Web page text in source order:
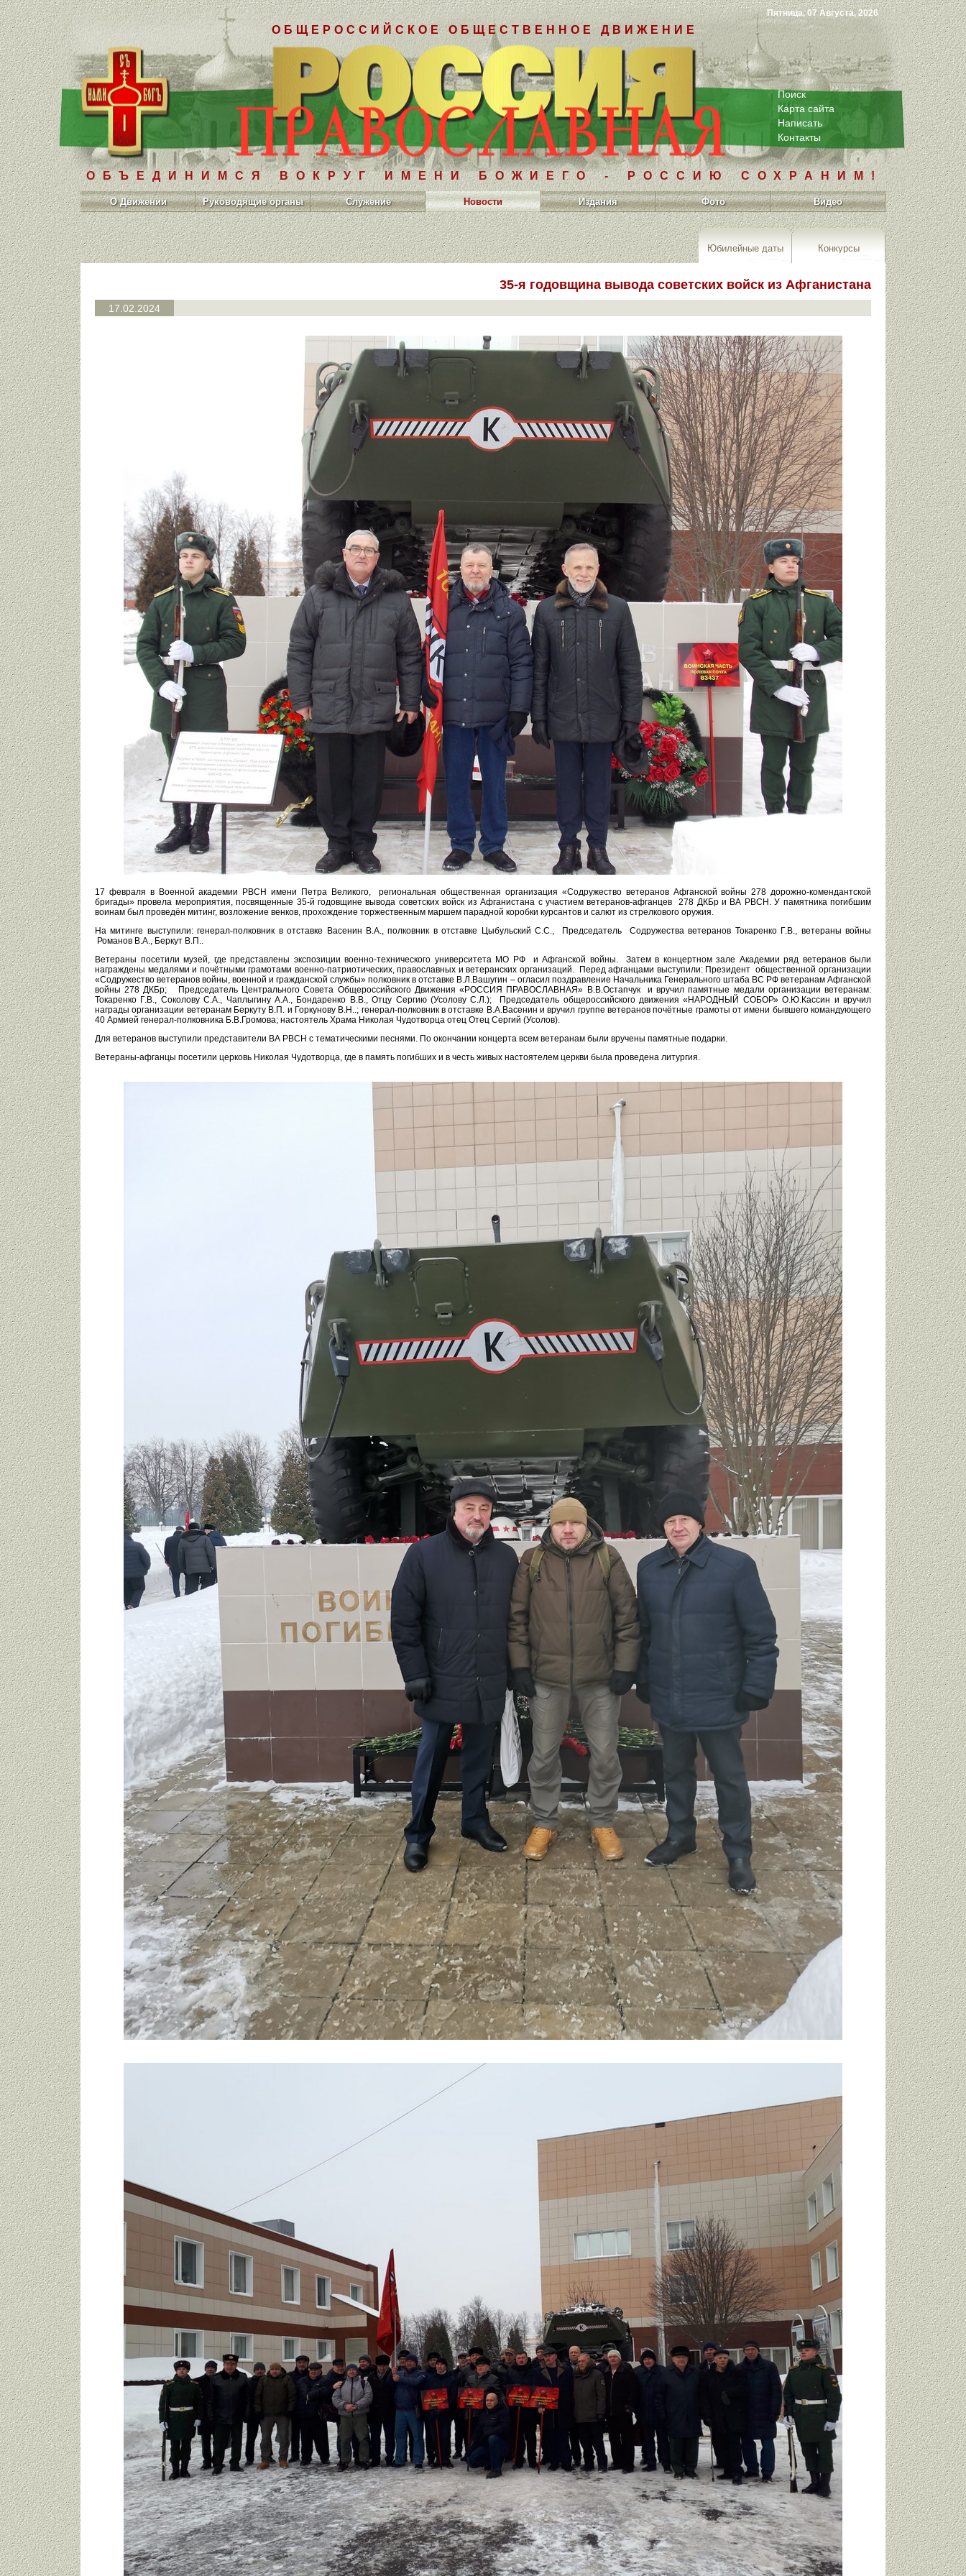
Пятница, 07 Августа, 2026
ОБЩЕРОССИЙСКОЕ ОБЩЕСТВЕННОЕ ДВИЖЕНИЕ
Поиск
Карта сайта
Написать
Контакты
ОБЪЕДИНИМСЯ ВОКРУГ ИМЕНИ БОЖИЕГО - РОССИЮ СОХРАНИМ!
О Движении Руководящие органы Служение Новости Издания Фото Видео
Юбилейные даты Конкурсы
35-я годовщина вывода советских войск из Афганистана
17.02.2024
17 февраля в Военной академии РВСН имени Петра Великого, региональная общественная организация «Содружество ветеранов Афганской войны 278 дорожно-комендантской
бригады» провела мероприятия, посвященные 35-й годовщине вывода советских войск из Афганистана с участием ветеранов-афганцев 278 ДКБр и ВА РВСН. У памятника погибшим
воинам был проведён митинг, возложение венков, прохождение торжественным маршем парадной коробки курсантов и салют из стрелкового оружия.
На митинге выступили: генерал-полковник в отставке Васенин В.А., полковник в отставке Цыбульский С.С., Председатель Содружества ветеранов Токаренко Г.В., ветераны войны
Романов В.А., Беркут В.П..
Ветераны посетили музей, где представлены экспозиции военно-технического университета МО РФ и Афганской войны. Затем в концертном зале Академии ряд ветеранов были
награждены медалями и почётными грамотами военно-патриотических, православных и ветеранских организаций. Перед афганцами выступили: Президент общественной организации
«Содружество ветеранов войны, военной и гражданской службы» полковник в отставке В.Л.Вашугин – огласил поздравление Начальника Генерального штаба ВС РФ ветеранам Афганской
войны 278 ДКБр; Председатель Центрального Совета Общероссийского Движения «РОССИЯ ПРАВОСЛАВНАЯ» В.В.Остапчук и вручил памятные медали организации ветеранам:
Токаренко Г.В., Соколову С.А., Чаплыгину А.А., Бондаренко В.В., Отцу Сергию (Усолову С.Л.); Председатель общероссийского движения «НАРОДНЫЙ СОБОР» О.Ю.Кассин и вручил
награды организации ветеранам Беркуту В.П. и Горкунову В.Н..; генерал-полковник в отставке В.А.Васенин и вручил группе ветеранов почётные грамоты от имени бывшего командующего
40 Армией генерал-полковника Б.В.Громова; настоятель Храма Николая Чудотворца отец Отец Сергий (Усолов).
Для ветеранов выступили представители ВА РВСН с тематическими песнями. По окончании концерта всем ветеранам были вручены памятные подарки.
Ветераны-афганцы посетили церковь Николая Чудотворца, где в память погибших и в честь живых настоятелем церкви была проведена литургия.